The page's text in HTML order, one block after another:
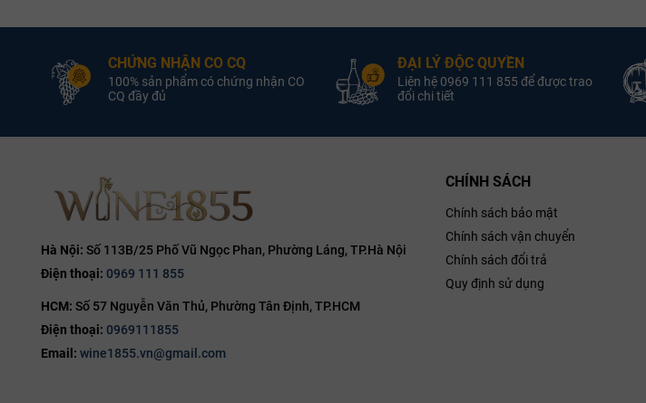
Nồng Độ:
14.5% ABV
Nhà Sản Xuất:
Château de
Cabernet Franc
Merlot
Nồng Độ:
14.0% ABV
Nhà Sản Xuất:
Château
Dauzac
Giống Nho:
Château Dauzac
Nhà
Château
14.0% ABV
CHỨNG NHẬN CO CQ
100% sản phẩm có chứng nhận CO
CQ đầy đủ
ĐẠI LÝ ĐỘC QUYỀN
Liên hệ 0969 111 855 để được trao
đổi chi tiết
Hà Nội: Số 113B/25 Phố Vũ Ngọc Phan, Phường Láng, TP.Hà Nội
Điện thoại: 0969 111 855
HCM: Số 57 Nguyễn Văn Thủ, Phường Tân Định, TP.HCM
Điện thoại: 0969111855
Email: wine1855.vn@gmail.com
CHÍNH SÁCH
Chính sách bảo mật
Chính sách vận chuyển
Chính sách đổi trả
Quy định sử dụng